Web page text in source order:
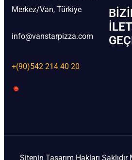
Merkez/Van, Türkiye
info@vanstarpizza.com
+(90)542 214 40 20
Sitenin Tasarım Hakları